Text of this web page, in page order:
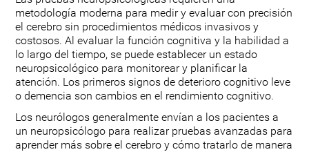
metodología moderna para medir y evaluar con precisión
el cerebro sin procedimientos médicos invasivos y
costosos. Al evaluar la función cognitiva y la habilidad a
lo largo del tiempo, se puede establecer un estado
neuropsicológico para monitorear y planificar la
atención. Los primeros signos de deterioro cognitivo leve
o demencia son cambios en el rendimiento cognitivo.
Los neurólogos generalmente envían a los pacientes a
un neuropsicólogo para realizar pruebas avanzadas para
aprender más sobre el cerebro y cómo tratarlo de manera